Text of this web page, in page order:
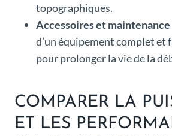
topographiques.
Accessoires et maintenance
d’un équipement complet et
pour prolonger la vie de la
COMPARER LA
ET LES